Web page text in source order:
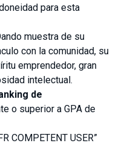
para esta
muestra de su
con la comunidad, su
emprendedor, gran
intelectual.
de
o superior a GPA de
COMPETENT USER”